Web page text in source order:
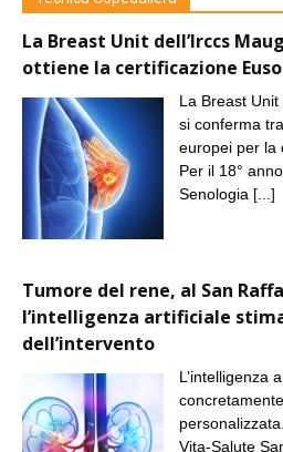
La Breast Unit dell’Irccs
ottiene la certificazione
La Breast Unit
si conferma
europei per la
Per il 18°
Senologia [...]
Tumore del rene, al San
l’intelligenza artificiale
dell’intervento
L’intelligenza
Vita-Salute